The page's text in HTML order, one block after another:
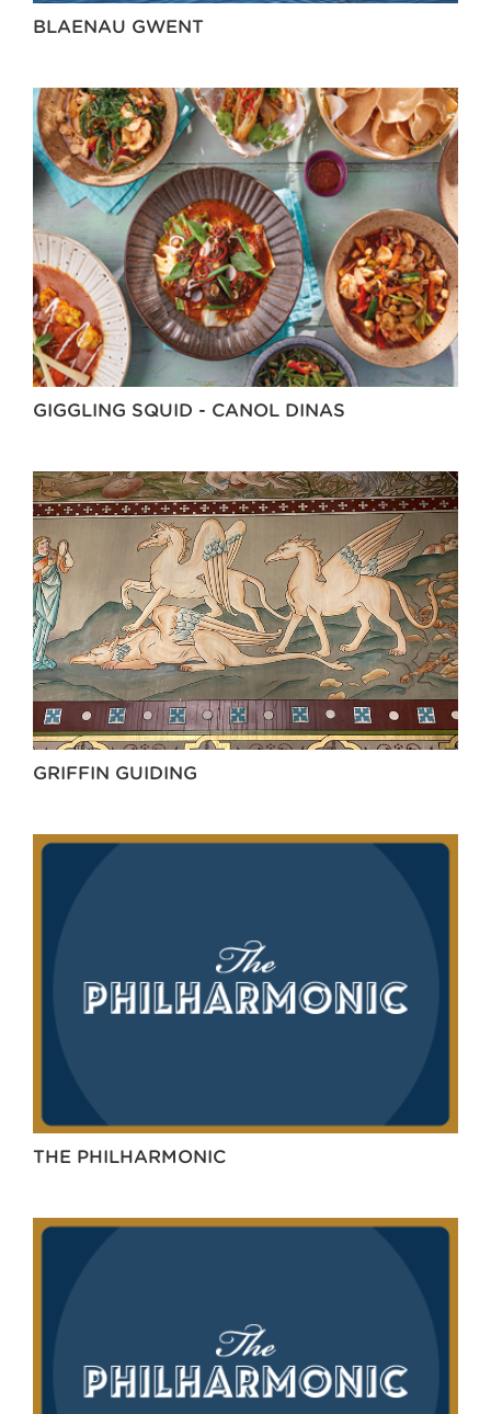
BLAENAU GWENT
GIGGLING SQUID - CANOL DINAS
GRIFFIN GUIDING
THE PHILHARMONIC